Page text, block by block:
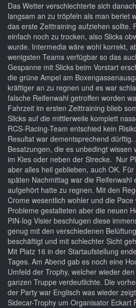
Das Wetter verschlechterte sich
langsam an zu tröpfeln als man beriet
das erste Zeittraining aufziehen sollte.
einfach noch zu trocken, also Slicks
wurde. Intermedia wäre wohl korrekt,
wenigsten Teams verfügbar so das
Gespanne mit Slicks beim Vorstart
die grüne Ampel am
kräftiger an zu regnen und es war
falsche Reifenwahl getroffen worden
Fahrzeit im ersten Zeittraining blieb
Slicks auf die mittlerweile komplett
RCS-Racing-Team entschied kein
Resultat war dementsprechend
Besatzungen, die es unbedingt wissen
im Kies oder neben der Strecke. Nur
aber alles heil geblieben, auch OK.
späten Nachmittag war die Reifenwahl
aufgehört hatte zu regnen. Mit den
Crome wesentlich wohler und die
Probleme gestalteten aber die neuen
PIN-log Visier beschlugen diese
genug mit den verschiedenen
beschäftigt und mit schlechter Sicht
Mit Platz 16 in der Startaufstellung
Tages. Am Abend gab es noch eine
Umfeld der Trophy, welcher wieder
ganzen Truppe verdeutlichte. Die
der Party war Englisch was wieder
Sidecar-Trophy um Organisator Eckart